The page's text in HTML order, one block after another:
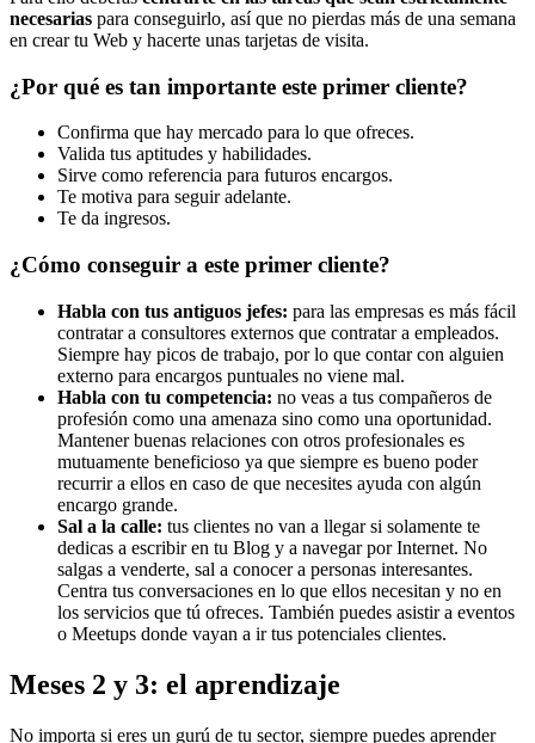
necesarias para conseguirlo, así que no pierdas más de una semana
en crear tu Web y hacerte unas tarjetas de visita.
¿Por qué es tan importante este primer cliente?
Confirma que hay mercado para lo que ofreces.
Valida tus aptitudes y habilidades.
Sirve como referencia para futuros encargos.
Te motiva para seguir adelante.
Te da ingresos.
¿Cómo conseguir a este primer cliente?
Habla con tus antiguos jefes: para las empresas es más fácil
contratar a consultores externos que contratar a empleados.
Siempre hay picos de trabajo, por lo que contar con alguien
externo para encargos puntuales no viene mal.
Habla con tu competencia: no veas a tus compañeros de
profesión como una amenaza sino como una oportunidad.
Mantener buenas relaciones con otros profesionales es
mutuamente beneficioso ya que siempre es bueno poder
recurrir a ellos en caso de que necesites ayuda con algún
encargo grande.
Sal a la calle: tus clientes no van a llegar si solamente te
dedicas a escribir en tu Blog y a navegar por Internet. No
salgas a venderte, sal a conocer a personas interesantes.
Centra tus conversaciones en lo que ellos necesitan y no en
los servicios que tú ofreces. También puedes asistir a eventos
o Meetups donde vayan a ir tus potenciales clientes.
Meses 2 y 3: el aprendizaje
No importa si eres un gurú de tu sector, siempre puedes aprender